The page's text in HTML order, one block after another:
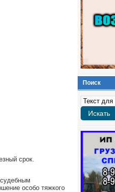
срок.
особо тяжкого
Поиск
Искать